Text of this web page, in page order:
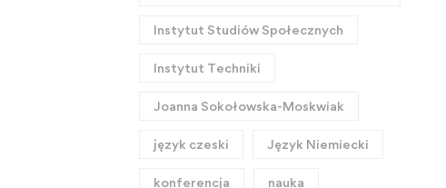
Instytut Studiów Społecznych
Instytut Techniki
Joanna Sokołowska-Moskwiak
język czeski Język Niemiecki
konferencja nauka